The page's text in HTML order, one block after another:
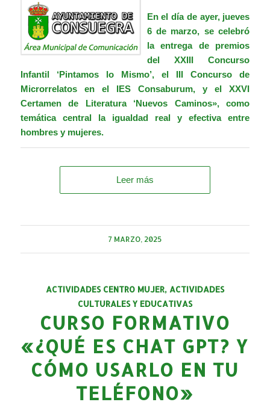
En el día de ayer, jueves
6 de marzo, se celebró
la entrega de premios
del XXIII Concurso
Infantil ‘Pintamos lo Mismo’, el III Concurso de
Microrrelatos en el IES Consaburum, y el XXVI
Certamen de Literatura ‘Nuevos Caminos», como
temática central la igualdad real y efectiva entre
hombres y mujeres.
Leer más
7 MARZO, 2025
ACTIVIDADES CENTRO MUJER, ACTIVIDADES
CULTURALES Y EDUCATIVAS
CURSO FORMATIVO
«¿QUÉ ES CHAT GPT? Y
CÓMO USARLO EN TU
TELÉFONO»